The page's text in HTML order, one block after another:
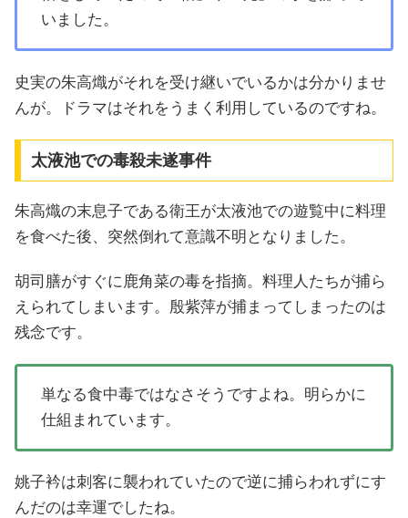
いました。
史実の朱高熾がそれを受け継いでいるかは分かりませ
んが。ドラマはそれをうまく利用しているのですね。
太液池での毒殺未遂事件
朱高熾の末息子である衛王が太液池での遊覧中に料理
を食べた後、突然倒れて意識不明となりました。
胡司膳がすぐに鹿角菜の毒を指摘。料理人たちが捕ら
えられてしまいます。殷紫萍が捕まってしまったのは
残念です。
単なる食中毒ではなさそうですよね。明らかに
仕組まれています。
姚子衿は刺客に襲われていたので逆に捕らわれずにす
んだのは幸運でしたね。